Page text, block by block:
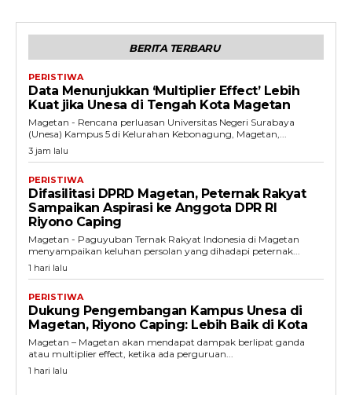
BERITA TERBARU
PERISTIWA
Data Menunjukkan ‘Multiplier Effect’ Lebih
Kuat jika Unesa di Tengah Kota Magetan
Magetan - Rencana perluasan Universitas Negeri Surabaya
(Unesa) Kampus 5 di Kelurahan Kebonagung, Magetan,...
3 jam lalu
PERISTIWA
Difasilitasi DPRD Magetan, Peternak Rakyat
Sampaikan Aspirasi ke Anggota DPR RI
Riyono Caping
Magetan - Paguyuban Ternak Rakyat Indonesia di Magetan
menyampaikan keluhan persolan yang dihadapi peternak...
1 hari lalu
PERISTIWA
Dukung Pengembangan Kampus Unesa di
Magetan, Riyono Caping: Lebih Baik di Kota
Magetan – Magetan akan mendapat dampak berlipat ganda
atau multiplier effect, ketika ada perguruan...
1 hari lalu